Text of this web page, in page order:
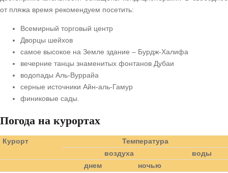
от пляжа время рекомендуем посетить:
Всемирный торговый центр
Дворцы шейхов
самое высокое на Земле здание – Бурдж-Халифа
вечерние танцы знаменитых фонтанов Дубаи
водопады Аль-Вуррайа
серные источники Айн-аль-Гамур
финиковые сады.
Погода на курортах
Курорт
Температура
воздуха
воды
днем
ночью